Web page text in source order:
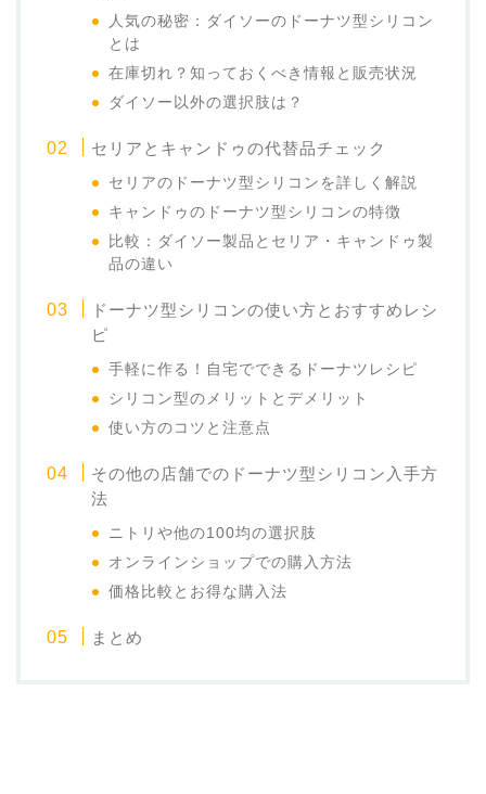
人気の秘密：ダイソーのドーナツ型シリコン
とは
在庫切れ？知っておくべき情報と販売状況
ダイソー以外の選択肢は？
セリアとキャンドゥの代替品チェック
セリアのドーナツ型シリコンを詳しく解説
キャンドゥのドーナツ型シリコンの特徴
比較：ダイソー製品とセリア・キャンドゥ製
品の違い
ドーナツ型シリコンの使い方とおすすめレシ
ピ
手軽に作る！自宅でできるドーナツレシピ
シリコン型のメリットとデメリット
使い方のコツと注意点
その他の店舗でのドーナツ型シリコン入手方
法
ニトリや他の100均の選択肢
オンラインショップでの購入方法
価格比較とお得な購入法
まとめ